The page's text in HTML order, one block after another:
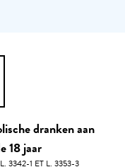
dranken aan
18 jaar
3342-1 ET L. 3353-3